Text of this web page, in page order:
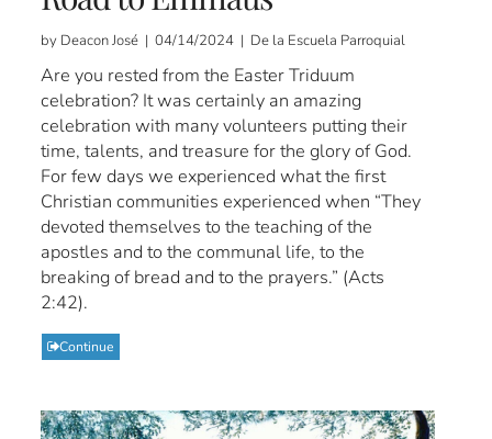
by Deacon José | 04/14/2024 | De la Escuela Parroquial
Are you rested from the Easter Triduum
celebration? It was certainly an amazing
celebration with many volunteers putting their
time, talents, and treasure for the glory of God.
For few days we experienced what the first
Christian communities experienced when “They
devoted themselves to the teaching of the
apostles and to the communal life, to the
breaking of bread and to the prayers.” (Acts
2:42).
Continue